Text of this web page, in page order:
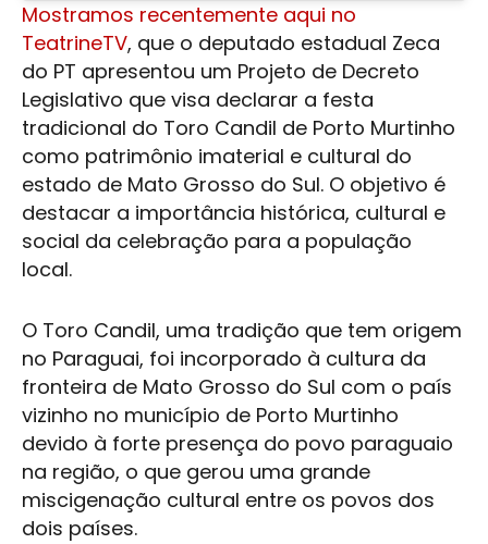
Mostramos recentemente aqui no
TeatrineTV, que o deputado estadual Zeca
do PT apresentou um Projeto de Decreto
Legislativo que visa declarar a festa
tradicional do Toro Candil de Porto Murtinho
como patrimônio imaterial e cultural do
estado de Mato Grosso do Sul. O objetivo é
destacar a importância histórica, cultural e
social da celebração para a população
local.
O Toro Candil, uma tradição que tem origem
no Paraguai, foi incorporado à cultura da
fronteira de Mato Grosso do Sul com o país
vizinho no município de Porto Murtinho
devido à forte presença do povo paraguaio
na região, o que gerou uma grande
miscigenação cultural entre os povos dos
dois países.